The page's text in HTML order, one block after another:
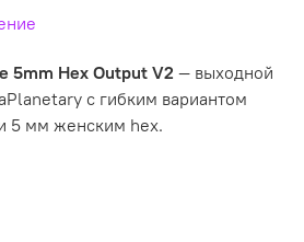
5mm Hex Output V2 — выходной
с гибким вариантом
5 мм женским hex.